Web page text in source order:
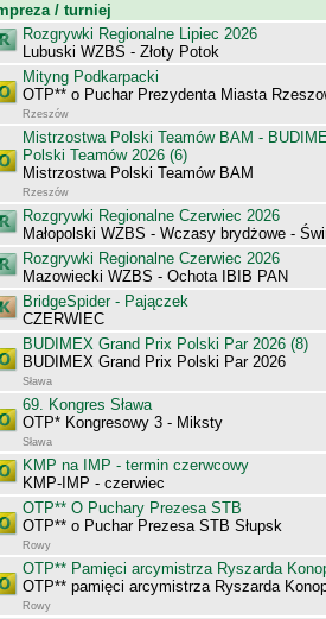
/ turniej
Rozgrywki Regionalne Lipiec 2026
Lubuski WZBS - Złoty Potok
Mityng Podkarpacki
OTP** o Puchar Prezydenta Miasta
Rzeszów
Mistrzostwa Polski Teamów BAM -
Polski Teamów 2026 (6)
Mistrzostwa Polski Teamów BAM
Rzeszów
Rozgrywki Regionalne Czerwiec 2026
Małopolski WZBS - Wczasy brydżowe -
Rozgrywki Regionalne Czerwiec 2026
Mazowiecki WZBS - Ochota IBIB PAN
BridgeSpider - Pajączek
CZERWIEC
BUDIMEX Grand Prix Polski Par 2026 (8)
BUDIMEX Grand Prix Polski Par 2026
Sława
69. Kongres Sława
OTP* Kongresowy 3 - Miksty
Sława
KMP na IMP - termin czerwcowy
KMP-IMP - czerwiec
OTP** O Puchary Prezesa STB
OTP** o Puchar Prezesa STB Słupsk
Rowy
OTP** Pamięci arcymistrza Ryszarda
OTP** pamięci arcymistrza Ryszarda
Rowy